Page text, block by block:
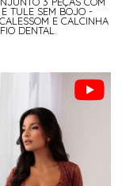
TULE SEM BOJO -
E CALCINHA
FIO DENTAL.